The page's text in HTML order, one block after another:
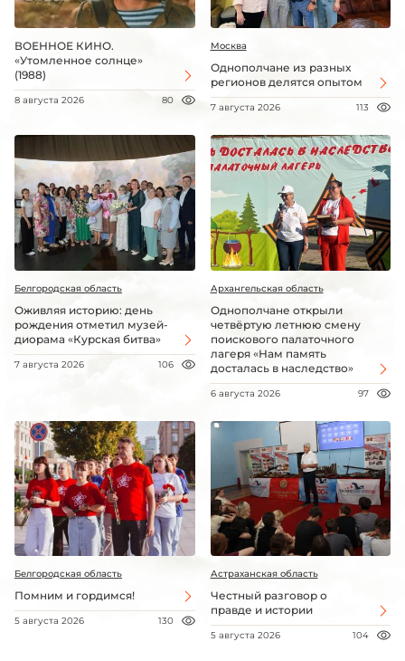
ВОЕННОЕ КИНО.
«Утомленное солнце»
(1988)
8 августа 2026 80
Москва
Однополчане из разных
регионов делятся опытом
7 августа 2026 113
Белгородская область
Оживляя историю: день
рождения отметил музей-
диорама «Курская битва»
7 августа 2026 106
Архангельская область
Однополчане открыли
четвёртую летнюю смену
поискового палаточного
лагеря «Нам память
досталась в наследство»
6 августа 2026 97
Белгородская область
Помним и гордимся!
5 августа 2026 130
Астраханская область
Честный разговор о
правде и истории
5 августа 2026 104